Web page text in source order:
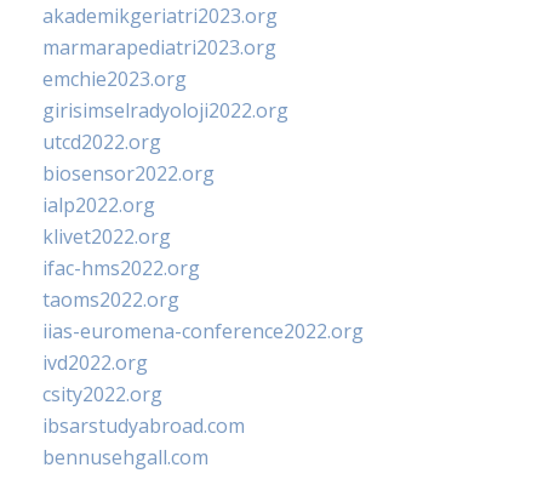
akademikgeriatri2023.org
marmarapediatri2023.org
emchie2023.org
girisimselradyoloji2022.org
utcd2022.org
biosensor2022.org
ialp2022.org
klivet2022.org
ifac-hms2022.org
taoms2022.org
iias-euromena-conference2022.org
ivd2022.org
csity2022.org
ibsarstudyabroad.com
bennusehgall.com